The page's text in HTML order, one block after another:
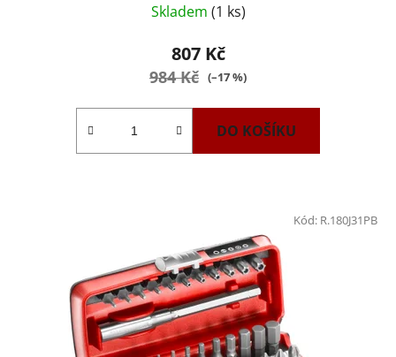
Skladem (1 ks)
807 Kč
984 Kč (–17 %)
DO KOŠÍKU
Kód: R.180J31PB